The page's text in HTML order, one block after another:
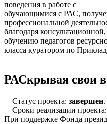
поведения в работе с
обучающимися с РАС,
профессиональной
благодаря
обучению педагогов
класса куратором по
РАСкрывая свои
Статус проекта: завершен.
Сроки реализации проекта:
При поддержке Фонда